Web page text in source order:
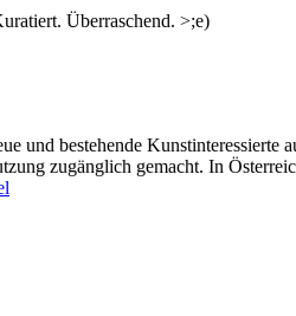
Überraschend. >;e)
und bestehende Kunstinteressierte
zugänglich gemacht. In